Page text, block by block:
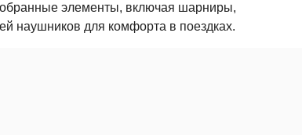
элементы, включая шарниры,
наушников для комфорта в поездках.